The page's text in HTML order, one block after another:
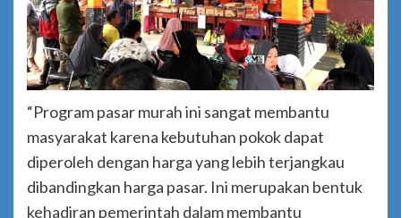
“Program pasar murah ini sangat membantu
masyarakat karena kebutuhan pokok dapat
diperoleh dengan harga yang lebih terjangkau
dibandingkan harga pasar. Ini merupakan bentuk
kehadiran pemerintah dalam membantu